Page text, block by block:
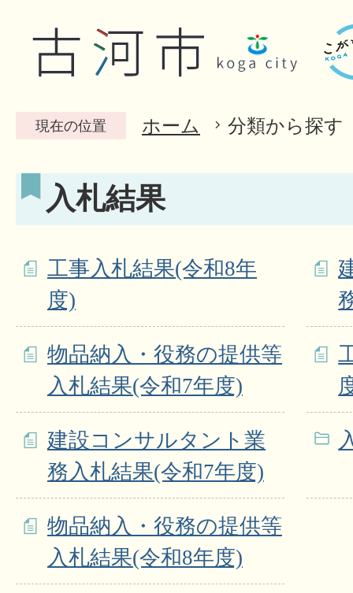
現在の位置 ホーム 分類から探す
入札結果
工事入札結果(令和8年
度)
物品納入・役務の提供等
入札結果(令和7年度)
建設コンサルタント業
務入札結果(令和7年度)
物品納入・役務の提供等
入札結果(令和8年度)